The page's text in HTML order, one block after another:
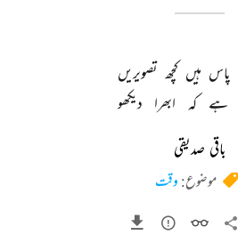
پاس ہیں کچھ تصویریں
ہے کہ ابھرا دیکھو
باقی صدیقی
موضوع: وقت